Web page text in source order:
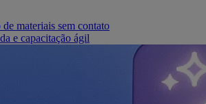
materiais sem contato
e capacitação ágil